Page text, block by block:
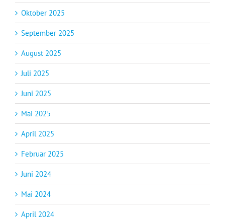
Oktober 2025
September 2025
August 2025
Juli 2025
Juni 2025
Mai 2025
April 2025
Februar 2025
Juni 2024
Mai 2024
April 2024